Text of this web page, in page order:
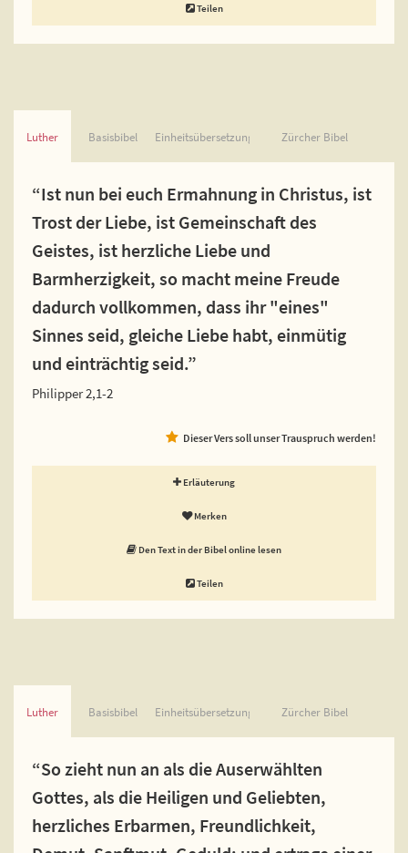
Teilen
Luther Basisbibel Einheitsübersetzung Zürcher Bibel
“Ist nun bei euch Ermahnung in Christus, ist
Trost der Liebe, ist Gemeinschaft des
Geistes, ist herzliche Liebe und
Barmherzigkeit, so macht meine Freude
dadurch vollkommen, dass ihr "eines"
Sinnes seid, gleiche Liebe habt, einmütig
und einträchtig seid.”
Philipper 2,1-2
Dieser Vers soll unser Trauspruch werden!
Erläuterung
Merken
Den Text in der Bibel online lesen
Teilen
Luther Basisbibel Einheitsübersetzung Zürcher Bibel
“So zieht nun an als die Auserwählten
Gottes, als die Heiligen und Geliebten,
herzliches Erbarmen, Freundlichkeit,